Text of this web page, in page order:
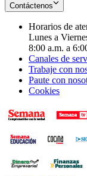
Contáctenos
Horarios de
Lunes a
8:00 a.m. a
Canales de
Trabaje con
Paute con
Cookies